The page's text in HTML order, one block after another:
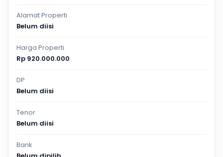
Alamat Properti
Belum diisi
Harga Properti
Rp 920.000.000
DP
Belum diisi
Tenor
Belum diisi
Bank